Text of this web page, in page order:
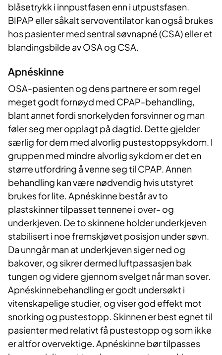
blåsetrykk i innpustfasen enn i utpustsfasen.
BIPAP eller såkalt servoventilator kan også brukes
hos pasienter med sentral søvnapné (CSA) eller et
blandingsbilde av OSA og CSA.
Apnéskinne
OSA-pasienten og dens partnere er som regel
meget godt fornøyd med CPAP-behandling,
blant annet fordi snorkelyden forsvinner og man
føler seg mer opplagt på dagtid. Dette gjelder
særlig for dem med alvorlig pustestoppsykdom. I
gruppen med mindre alvorlig sykdom er det en
større utfordring å venne seg til CPAP. Annen
behandling kan være nødvendig hvis utstyret
brukes for lite. Apnéskinne består av to
plastskinner tilpasset tennene i over- og
underkjeven. De to skinnene holder underkjeven
stabilisert i noe fremskjøvet posisjon under søvn.
Da unngår man at underkjeven siger ned og
bakover, og sikrer dermed luftpassasjen bak
tungen og videre gjennom svelget når man sover.
Apnéskinnebehandling er godt undersøkt i
vitenskapelige studier, og viser god effekt mot
snorking og pustestopp. Skinnen er best egnet til
pasienter med relativt få pustestopp og som ikke
er altfor overvektige. Apnéskinne bør tilpasses